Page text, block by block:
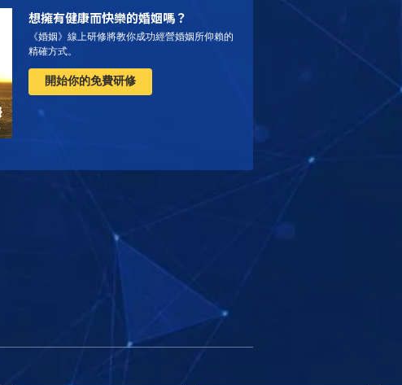
想擁有健康而快樂的婚姻嗎？
《婚姻》線上研修將教你成功經營婚姻所仰賴的
精確方式。
開始你的免費研修